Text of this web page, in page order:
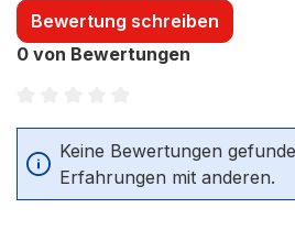
Bewertung schreiben
0 von Bewertungen
Durchschnittliche Bewertung
Keine Bewertungen
Erfahrungen mit anderen.